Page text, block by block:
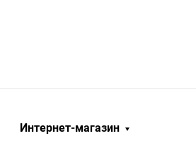
Интернет-магазин